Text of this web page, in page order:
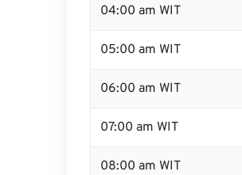
04:00 am WIT
05:00 am WIT
06:00 am WIT
07:00 am WIT
08:00 am WIT